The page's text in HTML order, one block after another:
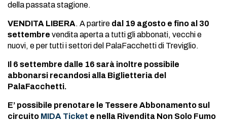
della passata stagione.
VENDITA LIBERA. A partire dal 19 agosto e fino al 30
settembre vendita aperta a tutti gli abbonati, vecchi e
nuovi, e per tutti i settori del PalaFacchetti di Treviglio.
Il 6 settembre dalle 16 sarà inoltre possibile
abbonarsi recandosi alla Biglietteria del
PalaFacchetti.
E’ possibile prenotare le Tessere Abbonamento sul
circuito MIDA Ticket e nella Rivendita Non Solo Fumo